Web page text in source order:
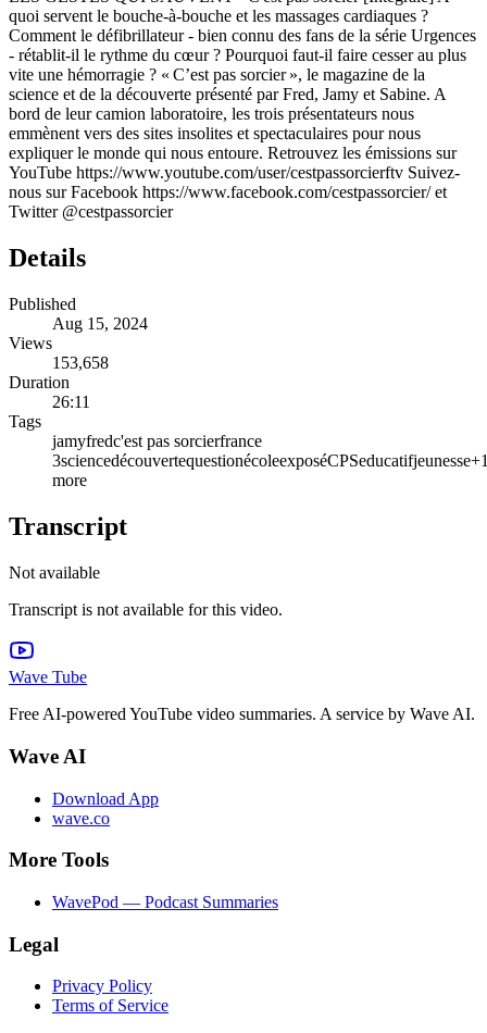
quoi servent le bouche-à-bouche et les massages cardiaques ?
Comment le défibrillateur - bien connu des fans de la série Urgences
- rétablit-il le rythme du cœur ? Pourquoi faut-il faire cesser au plus
vite une hémorragie ? « C’est pas sorcier », le magazine de la
science et de la découverte présenté par Fred, Jamy et Sabine. A
bord de leur camion laboratoire, les trois présentateurs nous
emmènent vers des sites insolites et spectaculaires pour nous
expliquer le monde qui nous entoure. Retrouvez les émissions sur
YouTube https://www.youtube.com/user/cestpassorcierftv Suivez-
nous sur Facebook https://www.facebook.com/cestpassorcier/ et
Twitter @cestpassorcier
Details
Published
Aug 15, 2024
Views
153,658
Duration
26:11
Tags
jamyfredc'est pas sorcierfrance
3sciencedécouvertequestionécoleexposéCPSeducatifjeunesse+
more
Transcript
Not available
Transcript is not available for this video.
Wave Tube
Free AI-powered YouTube video summaries. A service by Wave AI.
Wave AI
Download App
wave.co
More Tools
WavePod — Podcast Summaries
Legal
Privacy Policy
Terms of Service